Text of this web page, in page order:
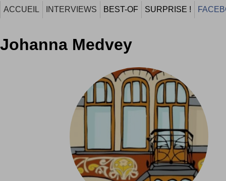
ACCUEIL INTERVIEWS BEST-OF SURPRISE !
Johanna Medvey